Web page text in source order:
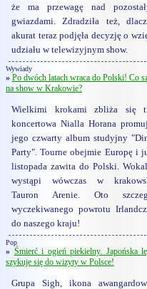
że ma przewagę nad
gwiazdami. Zdradziła też,
akurat teraz podjęła decyzję o
udziału w telewizyjnym show.
Wywiady
» Po dwóch latach wraca do Polski! Co
na show w Krakowie?
Wielkimi krokami zbliża się
koncertowa Nialla Horana
jego czwarty album studyjny
Party". Tourne obejmie Europę i
listopada zawita do Polski.
wystąpi wówczas w
Tauron Arenie. Oto
wyczekiwanego powrotu
do naszego kraju!
Pop
» Śmierć i ogień piekielny. Japońska
szykuje się do wizyty w Polsce!
Grupa Sigh, ikona